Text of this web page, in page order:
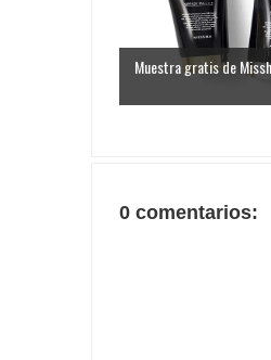
Muestra gratis de
0 comentarios: